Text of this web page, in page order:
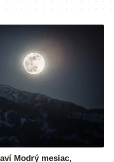
Modrý mesiac,